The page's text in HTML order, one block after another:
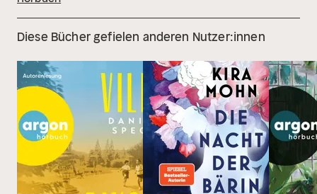
Diese Bücher gefielen anderen Nutzer:innen